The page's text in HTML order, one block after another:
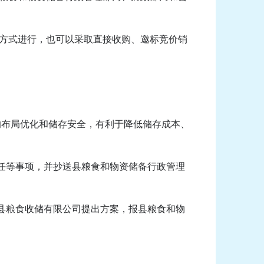
进行，也可以采取直接收购、邀标竞价销
优化和储存安全，有利于降低储存成本、
事项，并抄送县粮食和物资储备行政管理
食收储有限公司提出方案，报县粮食和物